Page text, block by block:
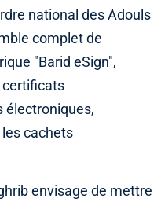
national des Adouls
complet de
"Barid eSign",
électroniques,
cachets
envisage de mettre